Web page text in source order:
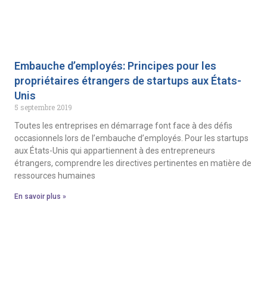
Embauche d’employés: Principes pour les
propriétaires étrangers de startups aux États-
Unis
5 septembre 2019
Toutes les entreprises en démarrage font face à des défis
occasionnels lors de l’embauche d’employés. Pour les startups
aux États-Unis qui appartiennent à des entrepreneurs
étrangers, comprendre les directives pertinentes en matière de
ressources humaines
En savoir plus »